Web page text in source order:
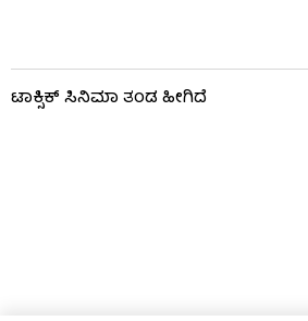
ಟಾಕ್ಸಿಕ್​​​ ಸಿನಿಮಾ ತಂಡ ಹೀಗಿದೆ